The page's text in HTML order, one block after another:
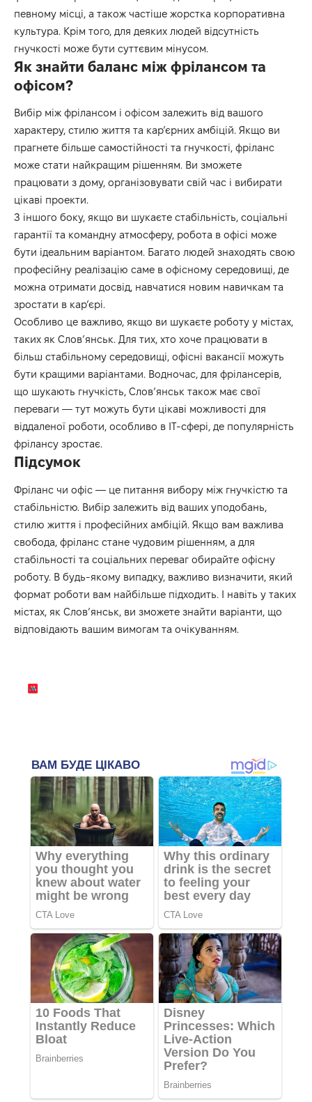
певному місці, а також частіше жорстка корпоративна
культура. Крім того, для деяких людей відсутність
гнучкості може бути суттєвим мінусом.
Як знайти баланс між фрілансом та
офісом?
Вибір між фрілансом і офісом залежить від вашого
характеру, стилю життя та кар’єрних амбіцій. Якщо ви
прагнете більше самостійності та гнучкості, фріланс
може стати найкращим рішенням. Ви зможете
працювати з дому, організовувати свій час і вибирати
цікаві проекти.
З іншого боку, якщо ви шукаєте стабільність, соціальні
гарантії та командну атмосферу, робота в офісі може
бути ідеальним варіантом. Багато людей знаходять свою
професійну реалізацію саме в офісному середовищі, де
можна отримати досвід, навчатися новим навичкам та
зростати в кар’єрі.
Особливо це важливо, якщо ви шукаєте роботу у містах,
таких як Слов’янськ. Для тих, хто хоче працювати в
більш стабільному середовищі, офісні вакансії можуть
бути кращими варіантами. Водночас, для фрілансерів,
що шукають гнучкість, Слов’янськ також має свої
переваги — тут можуть бути цікаві можливості для
віддаленої роботи, особливо в IT-сфері, де популярність
фрілансу зростає.
Підсумок
Фріланс чи офіс — це питання вибору між гнучкістю та
стабільністю. Вибір залежить від ваших уподобань,
стилю життя і професійних амбіцій. Якщо вам важлива
свобода, фріланс стане чудовим рішенням, а для
стабільності та соціальних переваг обирайте офісну
роботу. В будь-якому випадку, важливо визначити, який
формат роботи вам найбільше підходить. І навіть у таких
містах, як Слов’янськ, ви зможете знайти варіанти, що
відповідають вашим вимогам та очікуванням.